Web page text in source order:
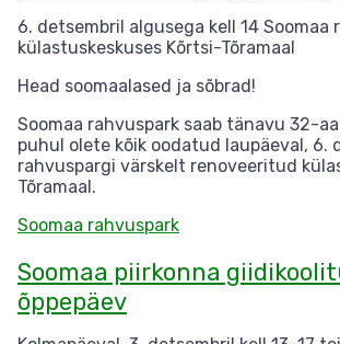
6. detsembril algusega kell 14 Soomaa
külastuskeskuses Kõrtsi-Tõramaal
Head soomaalased ja sõbrad!
Soomaa rahvuspark saab tänavu 32-
puhul olete kõik oodatud laupäeval, 6.
rahvuspargi värskelt renoveeritud
Tõramaal.
Soomaa rahvuspark
Soomaa piirkonna
õppepäev